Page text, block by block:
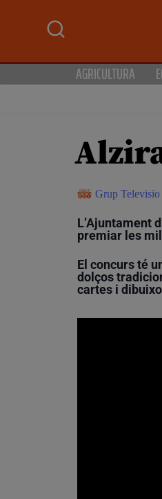
AGRICULTURA
Grup Televisio
L’Ajuntament
premiar les
El concurs té
dolços
cartes i